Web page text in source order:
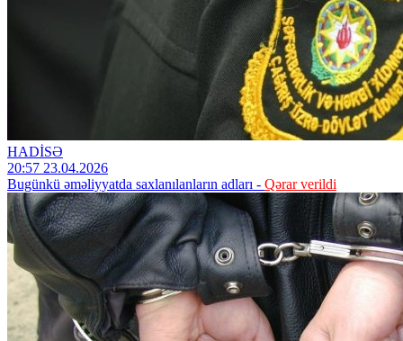
HADİSƏ
20:57 23.04.2026
Bugünkü əməliyyatda saxlanılanların adları - Qərar verildi